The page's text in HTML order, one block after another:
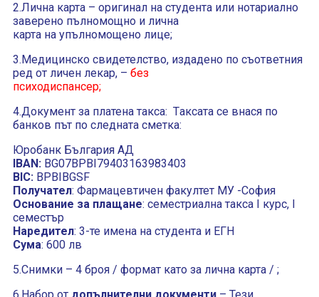
2.Лична карта – оригинал на студента или нотариално
заверено пълномощно и лична
карта на упълномощено лице;
3.Медицинско свидетелство, издадено по съответния
ред от личен лекар, – без
психодиспансер;
4.Документ за платена такса: Tаксата се внася по
банков път по следната сметка:
Юробанк България АД
IBAN: BG07BPBI79403163983403
BIC: BPBIBGSF
Получател: Фармацевтичен факултет МУ -София
Основание за плащане: семестриална такса І курс, І
семестър
Наредител: 3-те имена на студента и ЕГН
Сума: 600 лв
5.Снимки – 4 броя / формат като за лична карта / ;